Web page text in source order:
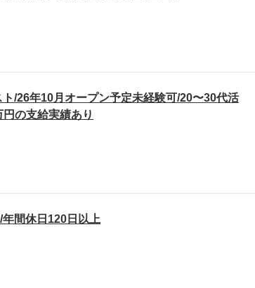
/26年10月オープン予定未経験可/20〜30代活
の支給実績あり
間休日120日以上